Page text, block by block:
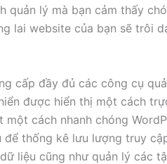
quản lý mà bạn cảm thấy
lai website của bạn sẽ trôi
cấp đầy đủ các công cụ
được hiển thị một cách
cách nhanh chóng
thống kê lưu lượng truy
liệu cũng như quản lý các